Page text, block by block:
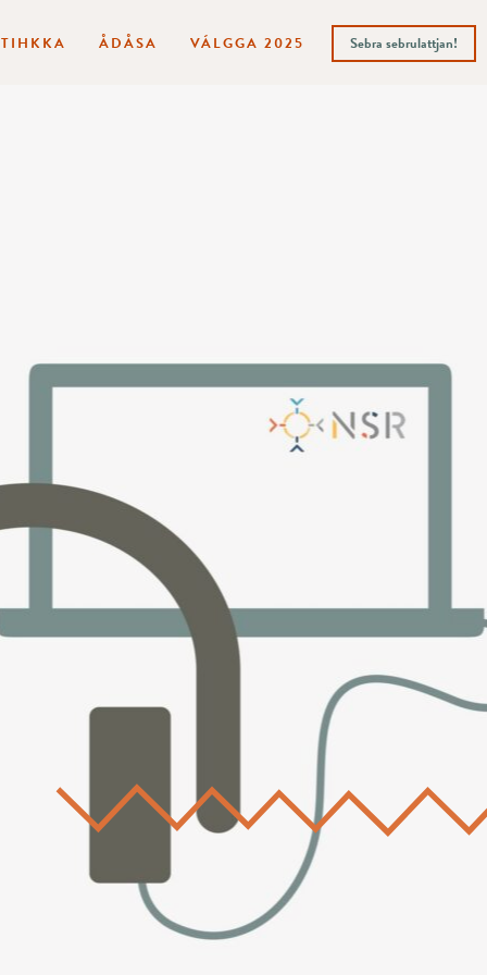
ÅDÅSA VÁLGGA 2025 Sebra sebrulattjan!